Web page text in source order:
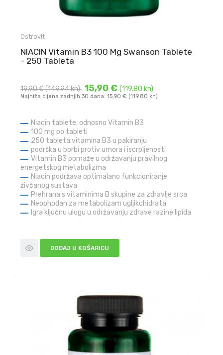
Ostrovit
NIACIN Vitamin B3 100 Mg Swanson Tablete
- 250 Tableta
19,90 €(149.94 kn) 15,90 €(119.80 kn)
Najniža cijena zadnjih 30 dana: 15,90 € (119.80 kn)
Niacin tablete, odnosno Vitamin B3
100 mg po tableti
250 tableta vitamina B3 u pakiranju
podrška u borbi protiv umora i iscrpljenosti
Vitamin B3 pomaže u održavanju pravilnog
energetskog metabolizma
Niacin podržava optimalano funkcioniranje
živčanog sustava
Prehrana s vitaminima B skupine za zdravlje srca
Neophodan za metabolizam ugljikohidrata
Igra ključnu ulogu u održavanju zdrave razine lipida
DODAJ U KOŠARICU